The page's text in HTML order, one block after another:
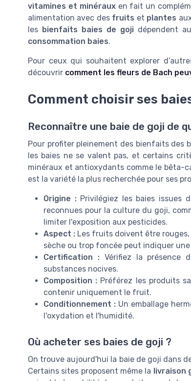
vitamines et minérauxen fait un
alimentation avec des fruits et plantes
les bienfaits baies de goji dépendent
consommation baies.
Pour ceux qui souhaitent explorer
découvrir comment les fleurs de Bach
Comment choisir ses
Reconnaître une baie de goji de
Pour profiter pleinement des bienfaits des
les baies ne se valent pas, et certains
minéraux et antioxydants comme le bêta-
est la variété la plus recherchée pour ses
Origine :Privilégiez les baies issues
reconnues pour la culture du goji,
limiter l'exposition aux pesticides.
Aspect : Les fruits doivent être
sèche ou trop foncée peut indiquer
Certification :Vérifiez la présence
substances nocives.
Composition : Préférez les produits
contenir uniquement le fruit.
Conditionnement :Un emballage
l'oxydation et l'humidité.
Où acheter ses baies de goji ?
On trouve aujourd'hui la baie de goji dans
Certains sites proposent même la livraison